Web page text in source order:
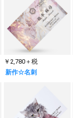
￥2,780＋税
新作☆名刺